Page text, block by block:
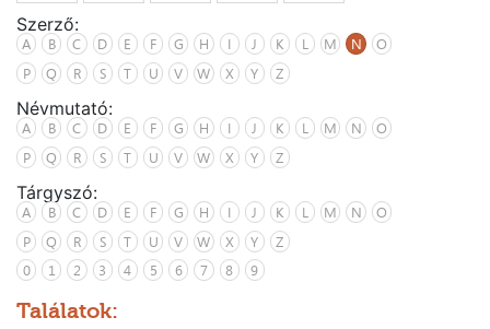
Szerző:
A B C D E F G H I J K L M N
O
P
Q R S T U V W X Y Z
Névmutató:
A B C D E F G H I J K L M N
O
P
Q R S T U V W X Y Z
Tárgyszó:
A B C D E F G H I J K L M N
O
P
Q R S T U V W X Y
Z
0
1 2 3 4 5 6 7 8 9
Találatok: